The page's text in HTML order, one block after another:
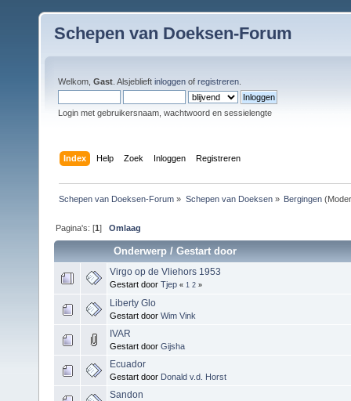
Schepen van Doeksen-Forum
Welkom, Gast . Alsjeblieft inloggen of registreren
Login met gebruikersnaam, wachtwoord en sessielengte
Index Help Zoek Inloggen Registreren
Schepen van Doeksen-Forum » Schepen van Doeksen» Bergingen
Pagina's: [1]Omlaag
Onderwerp /Gestart door
Virgo op de Vliehors 1953
Gestart door Tjep « 1 2 »
Liberty Glo
Gestart door Wim Vink
IVAR
Gestart door Gijsha
Ecuador
Gestart door Donald v.d. Horst
Sandon